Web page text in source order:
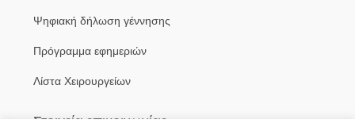
Ψηφιακή δήλωση γέννησης
Πρόγραμμα εφημεριών
Λίστα Χειρουργείων
Στοιχεία επικοινωνίας